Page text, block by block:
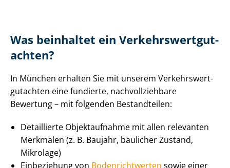
Was beinhaltet ein Ver­kehrs­wert­gut­
ach­ten?
In München erhalten Sie mit unserem Ver­kehrs­wert­
gut­ach­ten eine fundierte, nach­voll­zieh­ba­re
Bewertung – mit folgenden Bestandteilen:
Detaillierte Objektaufnahme mit allen relevanten
Merkmalen (z. B. Baujahr, baulicher Zustand,
Mikrolage)
Einbeziehung von Bo­den­richt­wer­ten sowie einer